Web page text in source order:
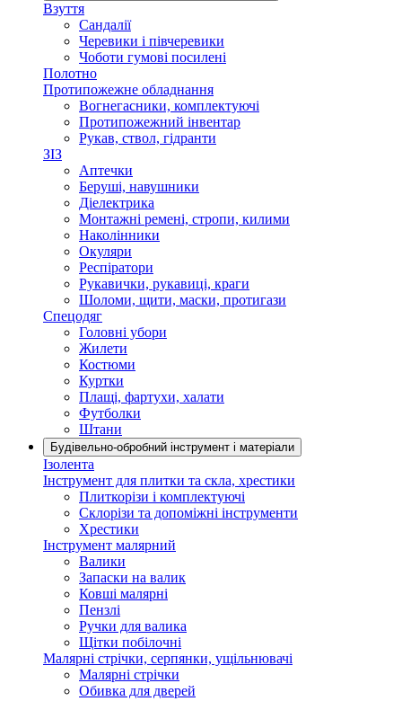
Взуття
Сандалії
Черевики і півчеревики
Чоботи гумові посилені
Полотно
Протипожежне обладнання
Вогнегасники, комплектуючі
Протипожежний інвентар
Рукав, ствол, гідранти
ЗІЗ
Аптечки
Беруші, навушники
Діелектрика
Монтажні ремені, стропи, килими
Наколінники
Окуляри
Респіратори
Рукавички, рукавиці, краги
Шоломи, щити, маски, протигази
Спецодяг
Головні убори
Жилети
Костюми
Куртки
Плащі, фартухи, халати
Футболки
Штани
Будівельно-обробний інструмент і матеріали
Ізолента
Інструмент для плитки та скла, хрестики
Плиткорізи і комплектуючі
Склорізи та допоміжні інструменти
Хрестики
Інструмент малярний
Валики
Запаски на валик
Ковші малярні
Пензлі
Ручки для валика
Щітки побілочні
Малярні стрічки, серпянки, ущільнювачі
Малярні стрічки
Обивка для дверей